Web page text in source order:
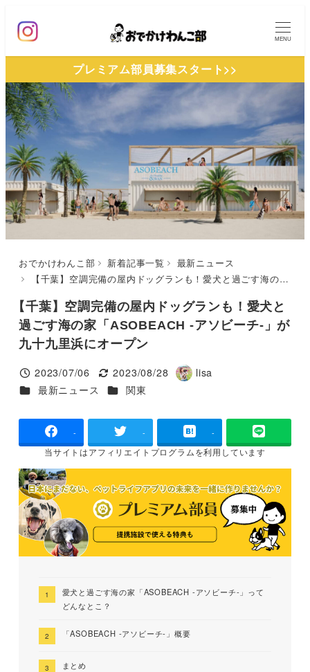
ン
ン
テ
ン
ツ
へ
移
動
MENU
プレミアム部員募集スタート>>
おでかけわんこ部 新着記事一覧
最新ニュース
【千葉】空調完備の屋内ドッグランも！愛犬と過ごす海の家「ASOBEACH -アソビーチ-」が九十九里浜にオープン
【千葉】空調完備の屋内ドッグランも！愛犬と
過ごす海の家「ASOBEACH -アソビーチ-」が
九十九里浜にオープン
投稿日
2023/07/06
更新日
2023/08/28
著
lisa
カテゴリー
最新ニュース カテゴリー
関東
- - -
当サイトはアフィリエイトプログラムを利用しています
愛犬と過ごす海の家「ASOBEACH -アソビーチ-」って
どんなとこ？
「ASOBEACH -アソビーチ-」概要
まとめ